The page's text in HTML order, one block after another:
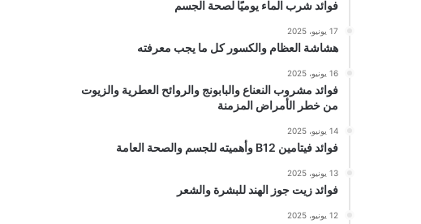
فوائد شرب الماء يوميًا لصحة الجسم
17 يونيو، 2025
هشاشة العظام والكسور كل ما يجب معرفته
16 يونيو، 2025
فوائد مشروب النعناع والبابونج والروائح العطرية والزيوت
من خطر الأمراض المزمنة
14 يونيو، 2025
فوائد فيتامين B12 وأهميته للجسم والصحة العامة
13 يونيو، 2025
فوائد زيت جوز الهند للبشرة والشعر
12 يونيو، 2025